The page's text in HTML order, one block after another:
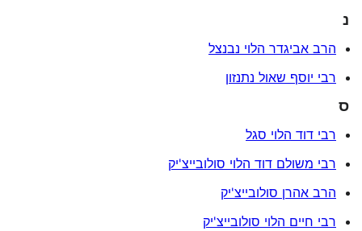
נ
הרב אביגדר הלוי נבנצל
רבי יוסף שאול נתנזון
ס
רבי דוד הלוי סגל
רבי משולם דוד הלוי סולובייצ'יק
הרב אהרן סולובייצ'יק
רבי חיים הלוי סולובייצ'יק